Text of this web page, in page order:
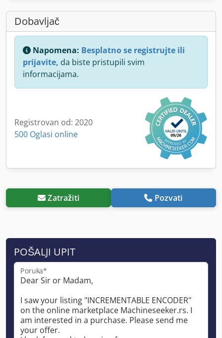
Dobavljač
Napomena: Besplatno se registrujte ili
prijavite, da biste pristupili svim
informacijama.
Registrovan od: 2020
500 Oglasi online
Zatražiti Pozvati
POŠALJI UPIT
Poruka*